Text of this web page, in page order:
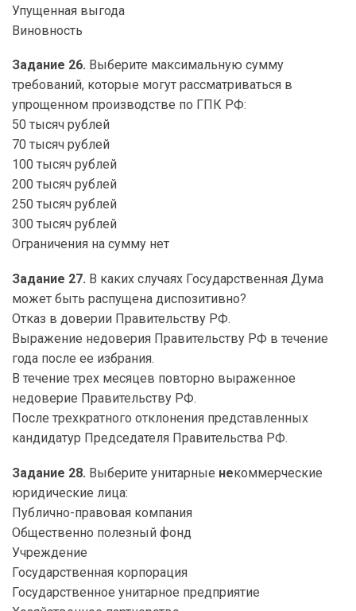
Упущенная выгода
Виновность
Задание 26. Выберите максимальную сумму
требований, которые могут рассматриваться в
упрощенном производстве по ГПК РФ:
50 тысяч рублей
70 тысяч рублей
100 тысяч рублей
200 тысяч рублей
250 тысяч рублей
300 тысяч рублей
Ограничения на сумму нет
Задание 27. В каких случаях Государственная Дума
может быть распущена диспозитивно?
Отказ в доверии Правительству РФ.
Выражение недоверия Правительству РФ в течение
года после ее избрания.
В течение трех месяцев повторно выраженное
недоверие Правительству РФ.
После трехкратного отклонения представленных
кандидатур Председателя Правительства РФ.
Задание 28. Выберите унитарные некоммерческие
юридические лица:
Публично-правовая компания
Общественно полезный фонд
Учреждение
Государственная корпорация
Государственное унитарное предприятие